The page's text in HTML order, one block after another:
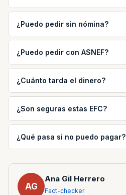
¿Puedo pedir sin nómina?
¿Puedo pedir con ASNEF?
¿Cuánto tarda el dinero?
¿Son seguras estas EFC?
¿Qué pasa si no puedo pagar?
AG
Ana Gil Herrero
Fact-checker